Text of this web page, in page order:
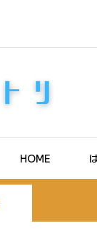
HOME